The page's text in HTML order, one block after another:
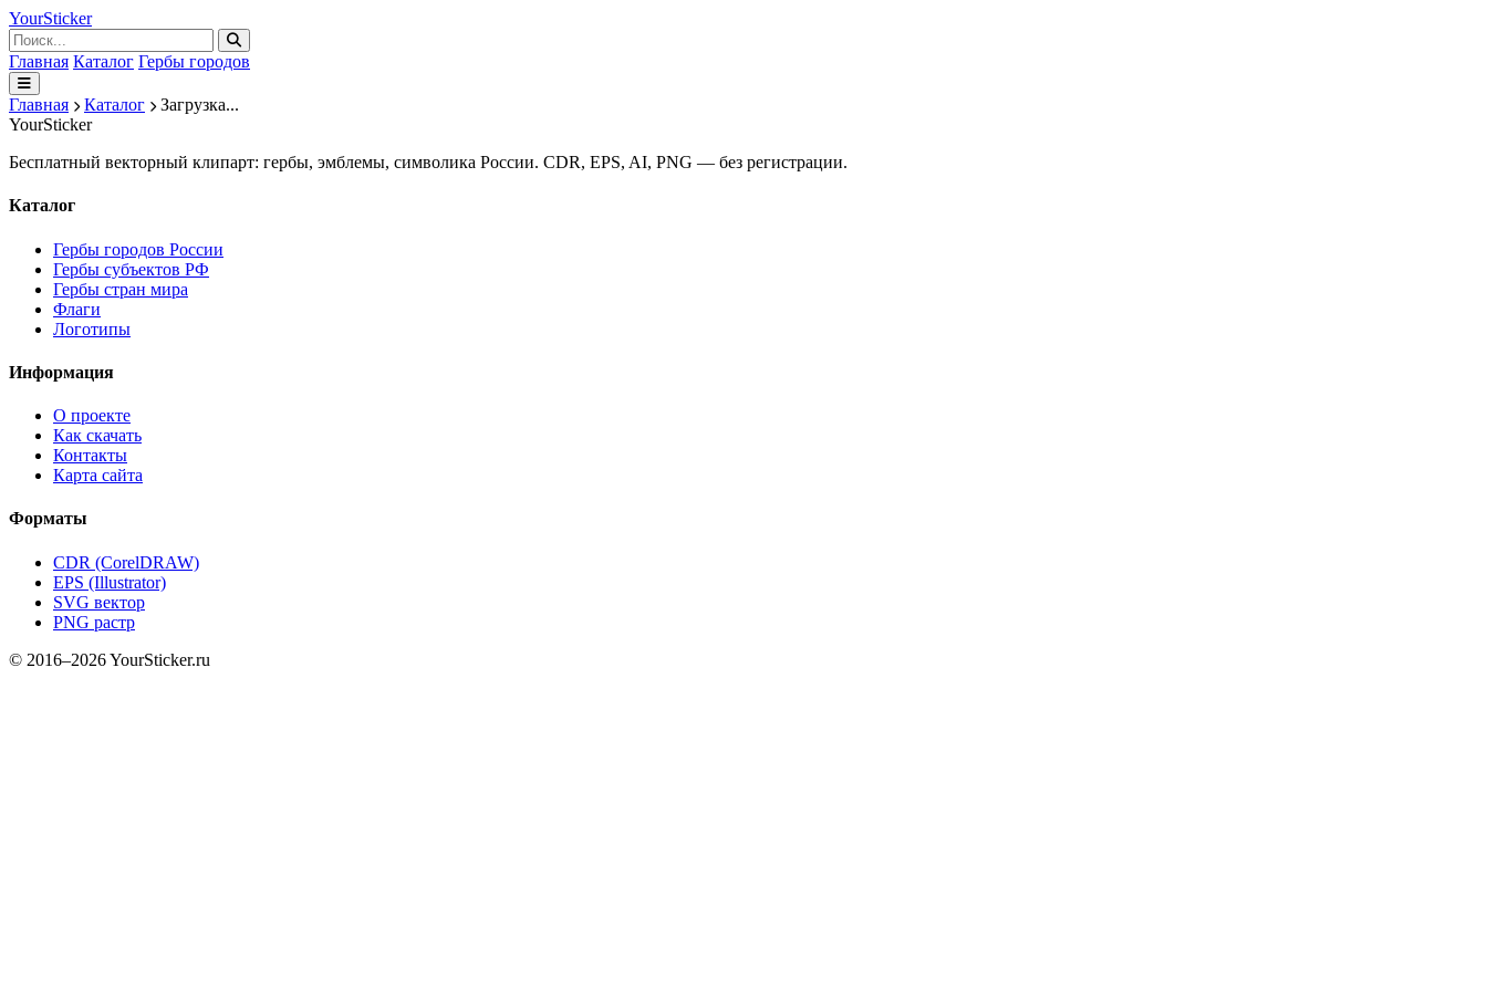
YourSticker
Главная Каталог Гербы городов
Главная Каталог
Загрузка...
YourSticker
Бесплатный векторный клипарт: гербы, эмблемы, символика России. CDR, EPS, AI, PNG — без регистрации.
Каталог
Гербы городов России
Гербы субъектов РФ
Гербы стран мира
Флаги
Логотипы
Информация
О проекте
Как скачать
Контакты
Карта сайта
Форматы
CDR (CorelDRAW)
EPS (Illustrator)
SVG вектор
PNG растр
© 2016–2026 YourSticker.ru